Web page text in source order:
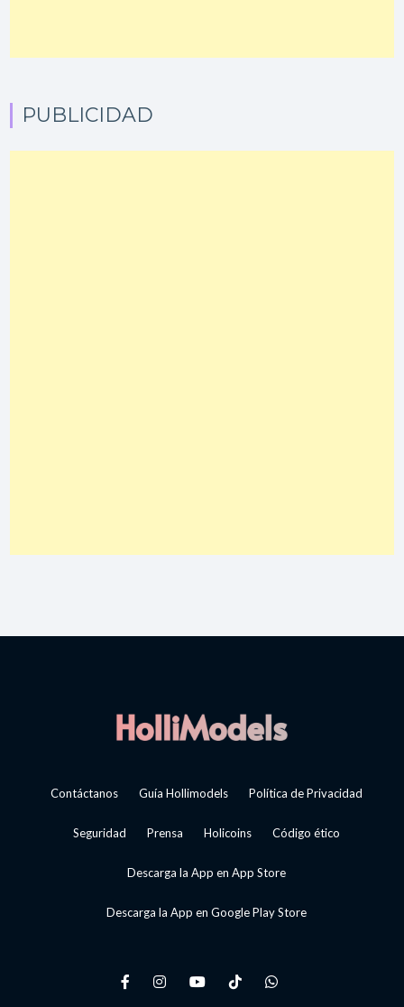
PUBLICIDAD
Contáctanos Guía Hollimodels Política de Privacidad
Seguridad Prensa Holicoins Código ético
Descarga la App en App Store
Descarga la App en Google Play Store